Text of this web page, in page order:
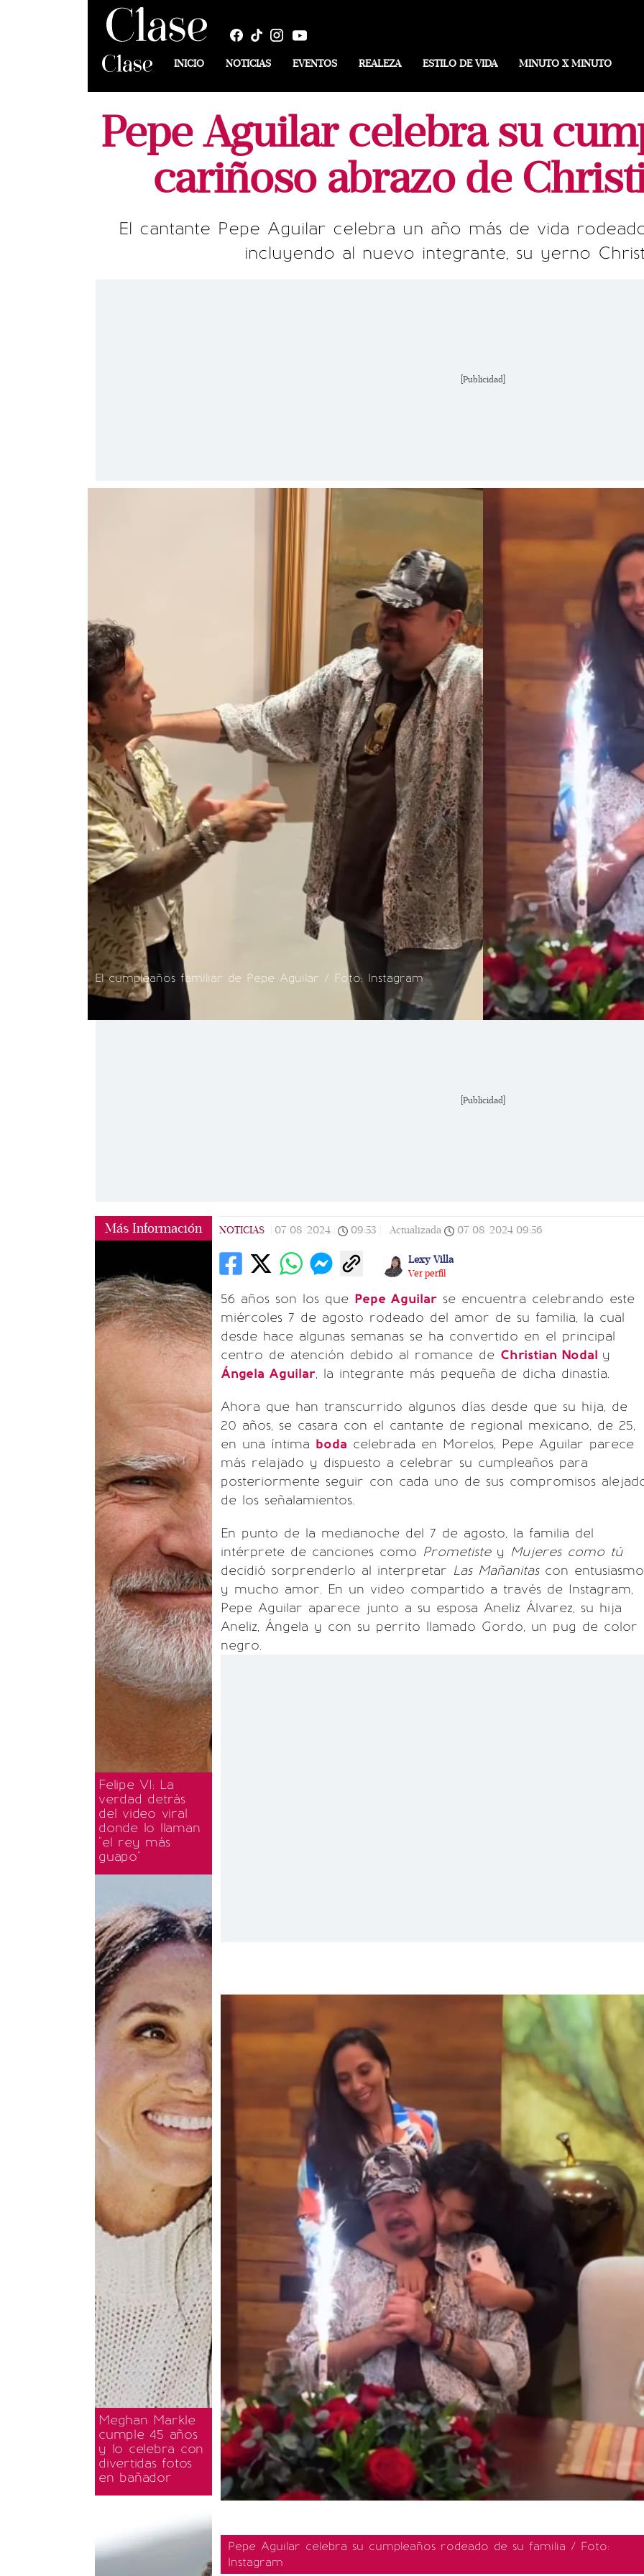
INICIO NOTICIAS EVENTOS REALEZA ESTILO DE VIDA MINUTO X MINUTO
Pepe Aguilar celebra su
cariñoso abrazo de
El cantante Pepe Aguilar celebra un año más de vida
incluyendo al nuevo integrante, su yerno
[Publicidad]
El cumpleaños familiar de Pepe Aguilar / Foto: Instagram
[Publicidad]
Más Información
Felipe VI: La
verdad detrás
del video viral
donde lo llaman
"el rey más
guapo"
Meghan Markle
cumple 45 años
y lo celebra con
divertidas fotos
en bañador
NOTICIAS 07/08/2024 09:53 Actualizada 07/08/2024 09:56
Lexy Villa
Ver perfil
56 años son los que Pepe Aguilar se encuentra celebrando este
miércoles 7 de agosto rodeado del amor de su familia, la cual
desde hace algunas semanas se ha convertido en el principal
centro de atención debido al romance de Christian Nodal y
Ángela Aguilar, la integrante más pequeña de dicha dinastía.
Ahora que han transcurrido algunos días desde que su hija, de
20 años, se casara con el cantante de regional mexicano, de 25,
en una íntima boda celebrada en Morelos, Pepe Aguilar parece
más relajado y dispuesto a celebrar su cumpleaños para
posteriormente seguir con cada uno de sus compromisos
de los señalamientos.
En punto de la medianoche del 7 de agosto, la familia del
intérprete de canciones como Prometistey Mujeres como tú
decidió sorprenderlo al interpretar Las Mañanitascon entusiasmo
y mucho amor. En un video compartido a través de Instagram,
Pepe Aguilar aparece junto a su esposa Aneliz Álvarez, su hija
Aneliz, Ángela y con su perrito llamado Gordo, un pug de color
negro.
Pepe Aguilar celebra su cumpleaños rodeado de su familia / Foto:
Instagram